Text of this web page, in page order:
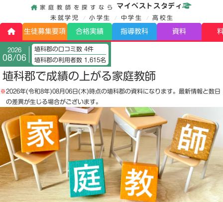
家庭教師を探すなら マイベストスタディ
未就学児 小学生 中学生 高校生
生徒募集要項 合格実績 指導教科 資料
2026
08/06
埴科郡の口コミ数 4件
埴科郡の利用者数 1,615名
埴科郡で成績の上がる家庭教師
※2026年(令和8年)08月06日(木)時点の埴科郡の資料になります。最新情報と数日
の差異が生じる場合がございます。